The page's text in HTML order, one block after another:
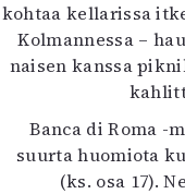
kohtaa kellarissa
Kolmannessa –
naisen kanssa
Banca di Roma -
suurta huomiota
(ks. osa 17).